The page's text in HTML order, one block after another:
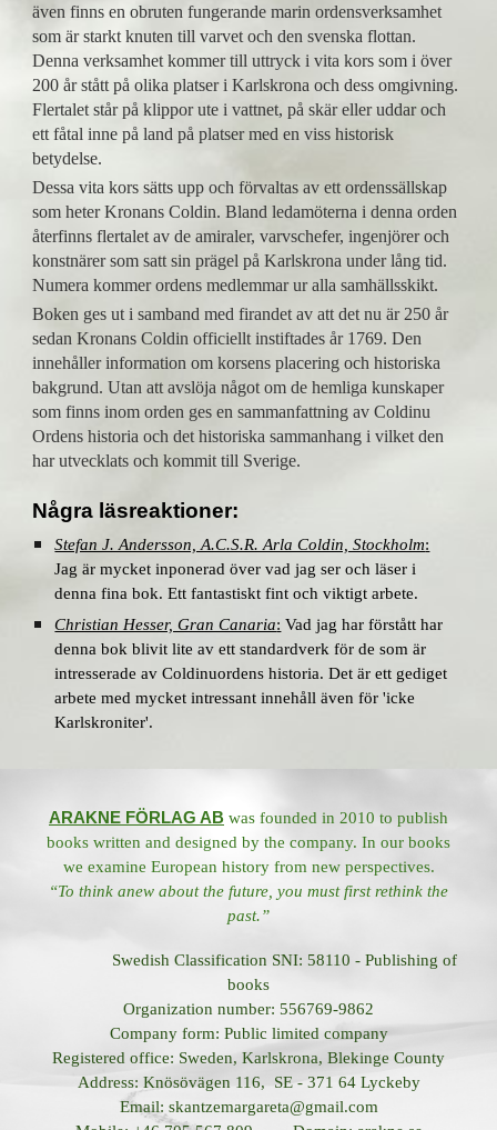
även finns en obruten fungerande marin ordensverksamhet
som är starkt knuten till varvet och den svenska flottan.
Denna verksamhet kommer till uttryck i vita kors som i över
200 år stått på olika platser i Karlskrona och dess omgivning.
Flertalet står på klippor ute i vattnet, på skär eller uddar och
ett fåtal inne på land på platser med en viss historisk
betydelse.
Dessa vita kors sätts upp och förvaltas av ett ordenssällskap
som heter Kronans Coldin. Bland ledamöterna i denna orden
återfinns flertalet av de amiraler, varvschefer, ingenjörer och
konstnärer som satt sin prägel på Karlskrona under lång tid.
Numera kommer ordens medlemmar ur alla samhällsskikt.
Boken ges ut i samband med firandet av att det nu är 250 år
sedan Kronans Coldin officiellt instiftades år 1769. Den
innehåller information om korsens placering och historiska
bakgrund. Utan att avslöja något om de hemliga kunskaper
som finns inom orden ges en sammanfattning av Coldinu
Ordens historia och det historiska sammanhang i vilket den
har utvecklats och kommit till Sverige.
Några läsreaktioner:
Stefan J. Andersson, A.C.S.R. Arla Coldin, Stockholm:
Jag är mycket inponerad över vad jag ser och läser i
denna fina bok. Ett fantastiskt fint och viktigt arbete.
Christian Hesser, Gran Canaria: Vad jag har förstått har
denna bok blivit lite av ett standardverk för de som är
intresserade av Coldinuordens historia. Det är ett gediget
arbete med mycket intressant innehåll även för 'icke
Karlskroniter'.
ARAKNE FÖRLAG AB was founded in 2010 to publish
books written and designed by the company. In our books
we examine European history from new perspectives.
“To think anew about the future, you must first rethink the
past.”
Swedish Classification SNI: 58110 - Publishing of
books
Organization number: 556769-9862
Company form: Public limited company
Registered office: Sweden, Karlskrona, Blekinge County
Address: Knösövägen 116, SE - 371 64 Lyckeby
Email: skantzemargareta@gmail.com